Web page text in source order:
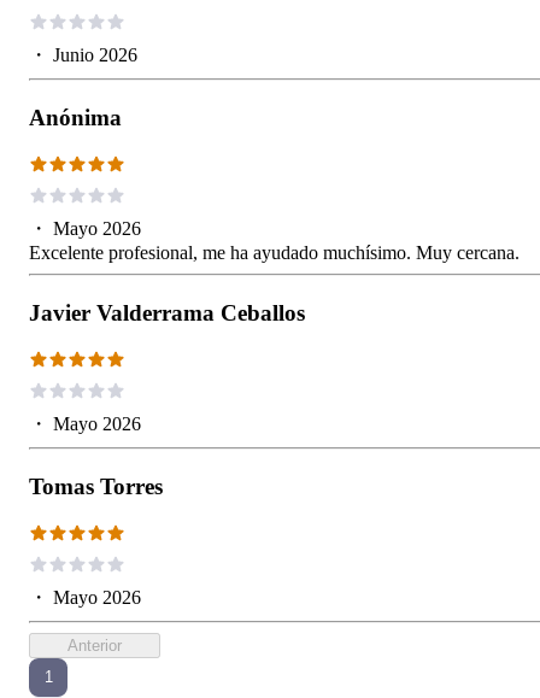
・ Junio 2026
Anónima
・ Mayo 2026
Excelente profesional, me ha ayudado muchísimo. Muy cercana.
Javier Valderrama Ceballos
・ Mayo 2026
Tomas Torres
・ Mayo 2026
Anterior
1